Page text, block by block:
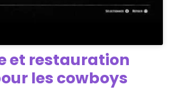
et restauration
les cowboys